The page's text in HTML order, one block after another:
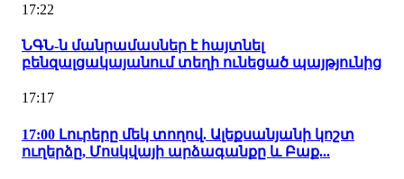
17:22
ՆԳՆ-ն մանրամասներ է հայտնել
բենզալցակայանում տեղի ունեցած պայթյունից
17:17
17:00 Լուրերը մեկ տողով. Ալեքսանյանի կոշտ
ուղերձը, Մոսկվայի արձագանքը և Բաք...